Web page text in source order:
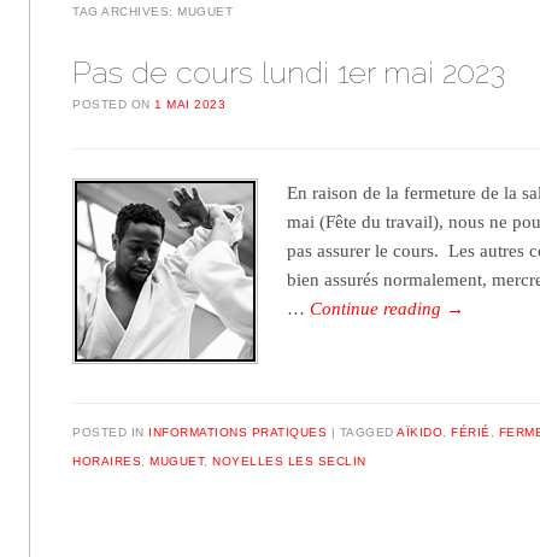
TAG ARCHIVES: MUGUET
Pas de cours lundi 1er mai 2023
POSTED ON1 MAI 2023
En raison de la fermeture de la
mai (Fête du travail), nous ne
pas assurer le cours. Les autres
bien assurés normalement,
…Continue reading →
POSTED IN INFORMATIONS PRATIQUES TAGGEDAÏKIDO ,FÉRIÉ
HORAIRES ,MUGUET,NOYELLES LES SECLIN